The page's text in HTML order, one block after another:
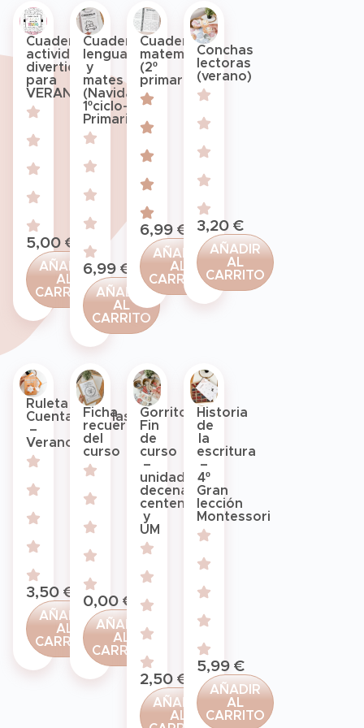
Cuadernillo
actividades
divertidas
para
VERANO
5,00 €
AÑADIR
AL
CARRITO
Cuadernillo
lengua
y
mates
(Navidad,
1ºciclo-
Primaria)
6,99 €
AÑADIR
AL
CARRITO
Cuadernillo
matemáticas
(2º
primaria)
6,99 €
AÑADIR
AL
CARRITO
Conchas
lectoras
(verano)
3,20 €
AÑADIR
AL
CARRITO
Ruleta
Cuentahistorias
–
Verano
3,50 €
AÑADIR
AL
CARRITO
Ficha
recuerdos
del
curso
0,00 €
AÑADIR
AL
CARRITO
Gorritos
Fin
de
curso
–
unidades,
decenas,
centenas
y
UM
2,50 €
AÑADIR
AL
Historia
de
la
escritura
–
4º
Gran
lección
Montessori
5,99 €
AÑADIR
AL
CARRITO